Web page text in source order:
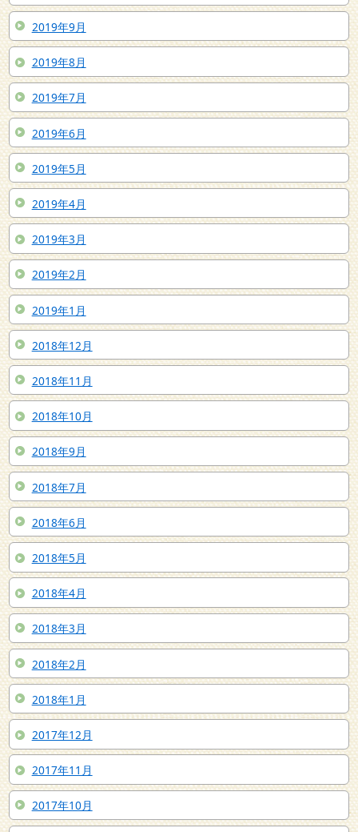
2019年9月
2019年8月
2019年7月
2019年6月
2019年5月
2019年4月
2019年3月
2019年2月
2019年1月
2018年12月
2018年11月
2018年10月
2018年9月
2018年7月
2018年6月
2018年5月
2018年4月
2018年3月
2018年2月
2018年1月
2017年12月
2017年11月
2017年10月